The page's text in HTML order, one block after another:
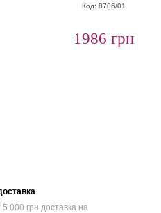
Код: 8706/01
1986 грн
5 000 грн доставка на